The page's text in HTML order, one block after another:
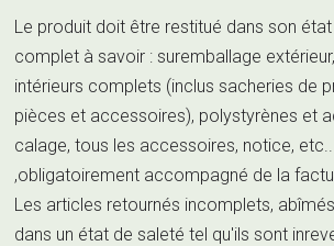
Le produit doit être restitué dans son
complet à savoir : suremballage
intérieurs complets (inclus sacheries de
pièces et accessoires), polystyrènes et
calage, tous les accessoires, notice,
,obligatoirement accompagné de la
Les articles retournés incomplets,
dans un état de saleté tel qu'ils sont